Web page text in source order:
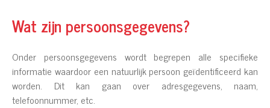
Wat zijn persoonsgegevens?
Onder persoonsgegevens wordt begrepen alle specifieke
informatie waardoor een natuurlijk persoon geïdentificeerd kan
worden. Dit kan gaan over adresgegevens, naam,
telefoonnummer, etc.